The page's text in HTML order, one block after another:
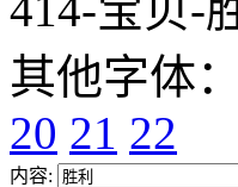
其他字体：
20 21 22
内容: